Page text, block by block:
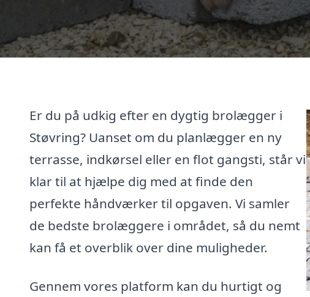
Er du på udkig efter en dygtig brolægger i
Støvring? Uanset om du planlægger en ny
terrasse, indkørsel eller en flot gangsti, står vi
klar til at hjælpe dig med at finde den
perfekte håndværker til opgaven. Vi samler
de bedste brolæggere i området, så du nemt
kan få et overblik over dine muligheder.
Gennem vores platform kan du hurtigt og